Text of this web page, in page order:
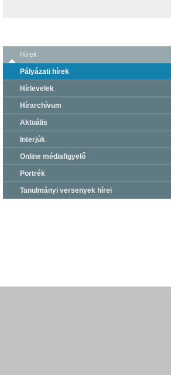
Hírek
Pályázati hírek
Hírlevelek
Hírarchívum
Aktuális
Interjúk
Online médiafigyelő
Portrék
Tanulmányi versenyek hírei